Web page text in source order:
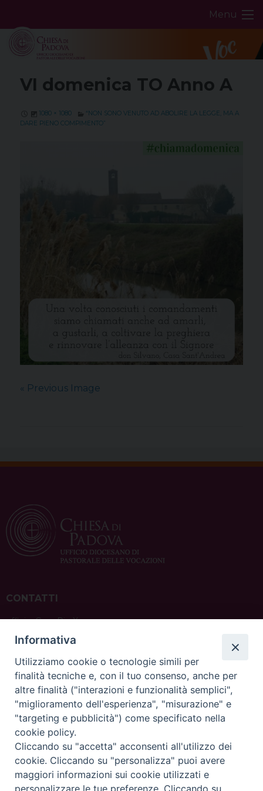
content
Menu
VI domenica TO Anno A
1080 × 1080
“NON SONO VENUTO AD ABOLIRE LA LEGGE, MA A
DARE PIENO COMPIMENTO”
« Previous Image
CONTATTI
ufficio: Casa Pio X
via Bonporti, 20 – 35141 Padova
tel: +39 351 619 2354
e mail:ufficiovocazionipadova@gmail.com
sede: Casa Sant'Andrea
via Valmarana, 20 – 35133 Padova
instagram:@casasantandreapadova
e mail:casasantandreapadova@gmail.com
Informativa
Utilizziamo cookie o tecnologie simili per
finalità tecniche e, con il tuo consenso, anche per
altre finalità ("interazioni e funzionalità semplici",
"miglioramento dell'esperienza", "misurazione" e
"targeting e pubblicità") come specificato nella
cookie policy.
Cliccando su "accetta" acconsenti all'utilizzo dei
cookie. Cliccando su "personalizza" puoi avere
maggiori informazioni sui cookie utilizzati e